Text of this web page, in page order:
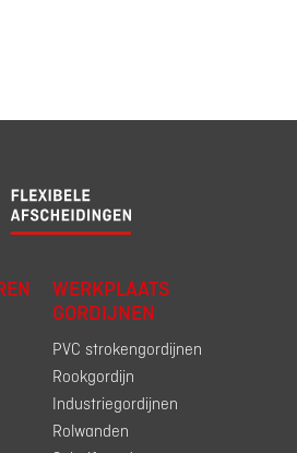
WERKPLAATS
GORDIJNEN
PVC strokengordijnen
Rookgordijn
Industriegordijnen
Rolwanden